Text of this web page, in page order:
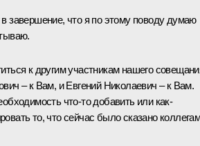
завершение, что я по этому поводу думаю
к другим участникам нашего
– к Вам, и Евгений Николаевич – к Вам.
что-то добавить или как-
то, что сейчас было сказано